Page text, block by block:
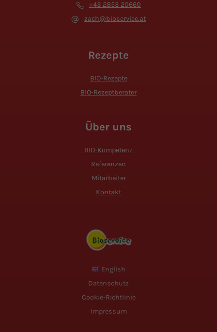
+43 2853 20660
zach@bioservice.at
Rezepte
BIO-Rezepte
BIO-Rezeptberater
Über uns
BIO-Kompetenz
Referenzen
Mitarbeiter
Kontakt
English
Datenschutz
Cookie-Richtlinie
Impressum